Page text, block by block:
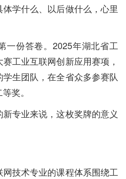
学什么、以后做什么，心里
一份答卷。2025年湖北省工
工业互联网创新应用赛项，
生团队，在全省众多参赛队
奖。
专业来说，这枚奖牌的意义
技术专业的课程体系围绕工